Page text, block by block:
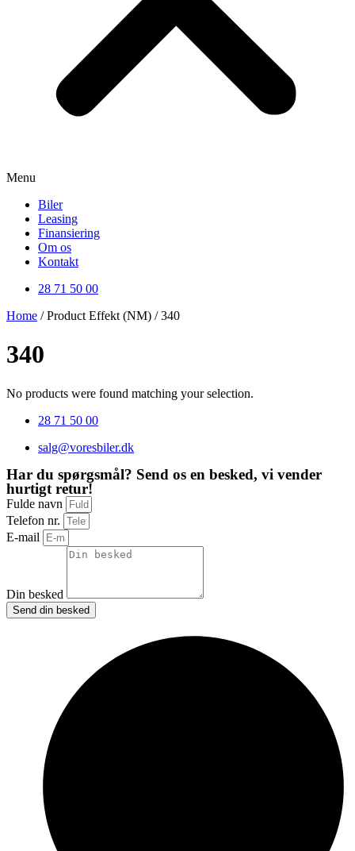
Menu
Biler
Leasing
Finansiering
Om os
Kontakt
28 71 50 00
Home / Product Effekt (NM) / 340
340
No products were found matching your selection.
28 71 50 00
salg@voresbiler.dk
Har du spørgsmål? Send os en besked, vi vender
hurtigt retur!
Fulde navn
Telefon nr.
E-mail
Din besked
Send din besked